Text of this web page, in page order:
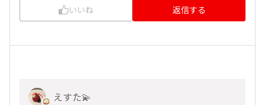
いいね 返信する
えすた💫